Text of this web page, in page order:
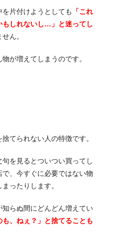
片付けようとしても
「これ
もしれないし…」と迷ってし
ん。
が増えてしまうのです。
てられない人の特徴です。
句を見るとついつい買ってし
、今すぐに必要ではない物
ったりします。
らぬ間にどんどん増えてい
も、ねぇ？」と捨てることも